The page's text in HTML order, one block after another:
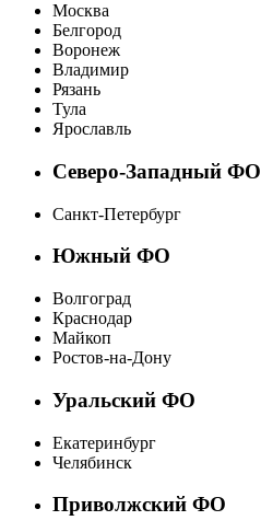
Москва
Белгород
Воронеж
Владимир
Рязань
Тула
Ярославль
Северо-Западный ФО
Санкт-Петербург
Южный ФО
Волгоград
Краснодар
Майкоп
Ростов-на-Дону
Уральский ФО
Екатеринбург
Челябинск
Приволжский ФО